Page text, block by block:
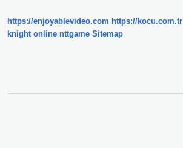
https://enjoyablevideo.com https://kocu.com.tr
knight online nttgame Sitemap